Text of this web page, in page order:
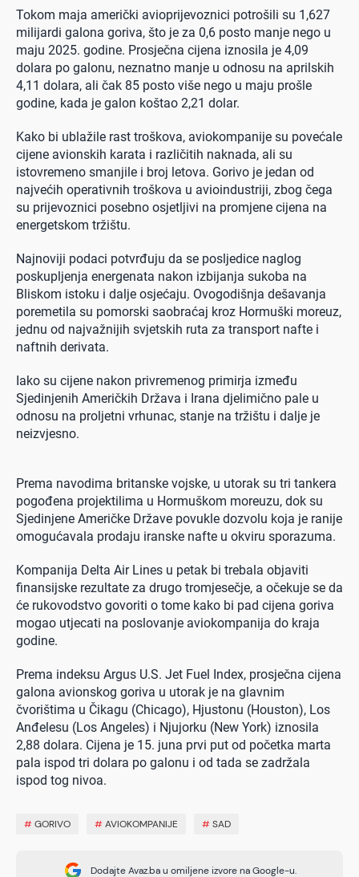
Tokom maja američki avioprijevoznici potrošili su 1,627
milijardi galona goriva, što je za 0,6 posto manje nego u
maju 2025. godine. Prosječna cijena iznosila je 4,09
dolara po galonu, neznatno manje u odnosu na aprilskih
4,11 dolara, ali čak 85 posto više nego u maju prošle
godine, kada je galon koštao 2,21 dolar.
Kako bi ublažile rast troškova, aviokompanije su povećale
cijene avionskih karata i različitih naknada, ali su
istovremeno smanjile i broj letova. Gorivo je jedan od
najvećih operativnih troškova u avioindustriji, zbog čega
su prijevoznici posebno osjetljivi na promjene cijena na
energetskom tržištu.
Najnoviji podaci potvrđuju da se posljedice naglog
poskupljenja energenata nakon izbijanja sukoba na
Bliskom istoku i dalje osjećaju. Ovogodišnja dešavanja
poremetila su pomorski saobraćaj kroz Hormuški moreuz,
jednu od najvažnijih svjetskih ruta za transport nafte i
naftnih derivata.
Iako su cijene nakon privremenog primirja između
Sjedinjenih Američkih Država i Irana djelimično pale u
odnosu na proljetni vrhunac, stanje na tržištu i dalje je
neizvjesno.
Prema navodima britanske vojske, u utorak su tri tankera
pogođena projektilima u Hormuškom moreuzu, dok su
Sjedinjene Američke Države povukle dozvolu koja je ranije
omogućavala prodaju iranske nafte u okviru sporazuma.
Kompanija Delta Air Lines u petak bi trebala objaviti
finansijske rezultate za drugo tromjesečje, a očekuje se da
će rukovodstvo govoriti o tome kako bi pad cijena goriva
mogao utjecati na poslovanje aviokompanija do kraja
godine.
Prema indeksu Argus U.S. Jet Fuel Index, prosječna cijena
galona avionskog goriva u utorak je na glavnim
čvorištima u Čikagu (Chicago), Hjustonu (Houston), Los
Anđelesu (Los Angeles) i Njujorku (New York) iznosila
2,88 dolara. Cijena je 15. juna prvi put od početka marta
pala ispod tri dolara po galonu i od tada se zadržala
ispod tog nivoa.
#GORIVO #AVIOKOMPANIJE #SAD
Dodajte Avaz.ba u omiljene izvore na Google-u.